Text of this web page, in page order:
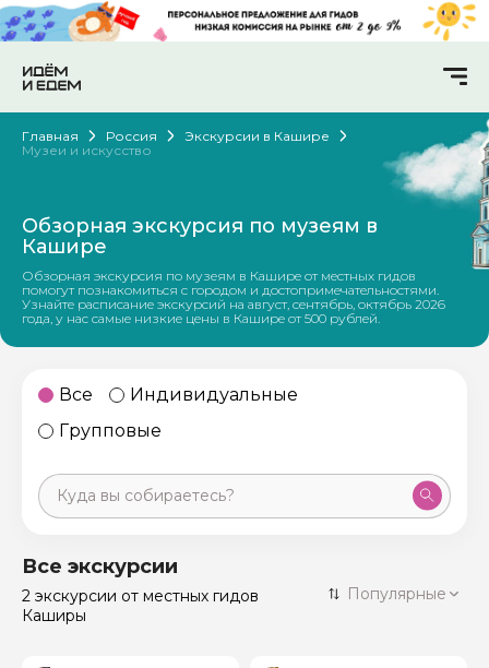
Главная Россия
Экскурсии в Кашире
Музеи и искусство
Обзорная экскурсия по музеям в
Кашире
Обзорная экскурсия по музеям в Кашире от местных гидов
помогут познакомиться с городом и достопримечательностями.
Узнайте расписание экскурсий на август, сентябрь, октябрь 2026
года, у нас самые низкие цены в Кашире от 500 рублей.
Все
Индивидуальные
Групповые
Санкт-Петербург
Россия
50 экскурсий
Все экскурсии
2 экскурсии от местных гидов
Каширы
Популярные